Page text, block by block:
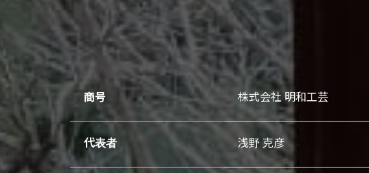
商号 株式会社 明和工芸
代表者 浅野 克彦